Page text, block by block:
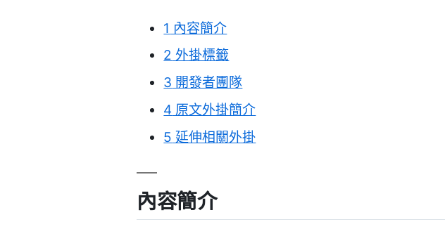
1 內容簡介
2 外掛標籤
3 開發者團隊
4 原文外掛簡介
5 延伸相關外掛
內容簡介